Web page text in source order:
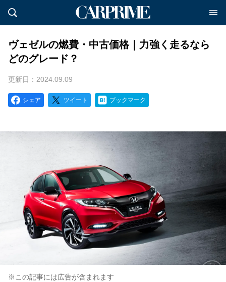
ヴェゼルの燃費・中古価格｜力強く走るなら
どのグレード？
更新日：2024.09.09
シェア ツイート ブックマーク
※この記事には広告が含まれます